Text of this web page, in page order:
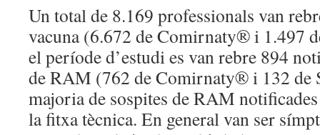
Un total de 8.169 professionals van
vacuna (6.672 de Comirnaty® i 1.497
el període d’estudi es van rebre 894
de RAM (762 de Comirnaty® i 132 de
majoria de sospites de RAM
la fitxa tècnica. En general van ser